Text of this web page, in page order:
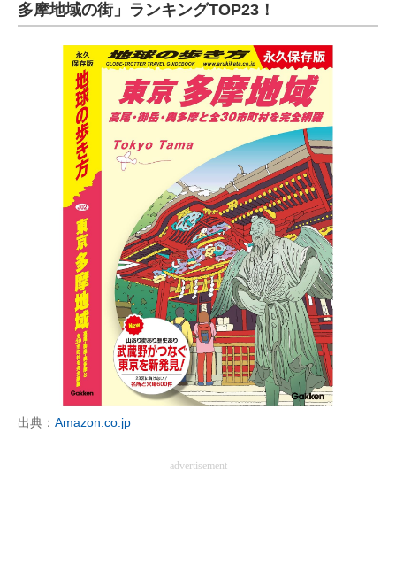
多摩地域の街」ランキングTOP23！
出典： Amazon.co.jp
advertisement